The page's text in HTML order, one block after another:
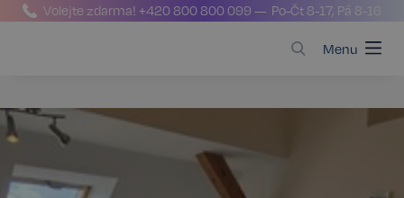
Volejte zdarma!+420 800 800 099 — Po-Čt 8-17, Pá 8-16
Menu